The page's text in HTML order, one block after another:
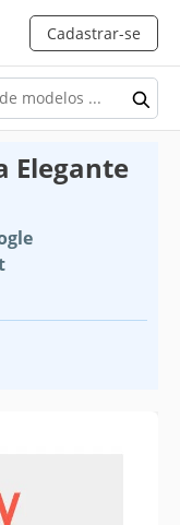
Cadastrar-se
Elegante